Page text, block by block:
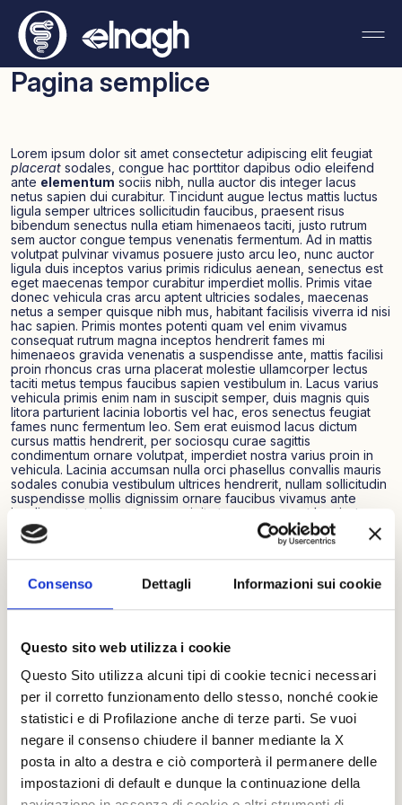
Consenso Dettagli Informazioni sui cookie
Questo sito web utilizza i cookie
Questo Sito utilizza alcuni tipi di cookie tecnici necessari
per il corretto funzionamento dello stesso, nonché cookie
statistici e di Profilazione anche di terze parti. Se vuoi
negare il consenso chiudere il banner mediante la X
posta in alto a destra e ciò comporterà il permanere delle
impostazioni di default e dunque la continuazione della
Pagina semplice
Lorem ipsum dolor sit amet consectetur adipiscing elit feugiat
placerat sodales, congue hac porttitor dapibus odio eleifend
ante elementum sociis nibh, nulla auctor dis integer lacus
netus sapien dui curabitur. Tincidunt augue lectus mattis luctus
ligula semper ultrices sollicitudin faucibus, praesent risus
bibendum senectus nulla etiam himenaeos taciti, justo rutrum
sem auctor congue tempus venenatis fermentum. Ad in mattis
volutpat pulvinar vivamus posuere justo arcu leo, nunc auctor
ligula duis inceptos varius primis ridiculus aenean, senectus est
eget maecenas tempor curabitur imperdiet mollis. Primis vitae
donec vehicula cras arcu aptent ultricies sodales, maecenas
netus a semper quisque nibh mus, habitant facilisis viverra id nisi
hac sapien. Primis montes potenti quam vel enim vivamus
consequat rutrum magna inceptos hendrerit fames mi
himenaeos gravida venenatis a suspendisse ante, mattis facilisi
proin rhoncus cras urna placerat molestie ullamcorper lectus
taciti metus tempus faucibus sapien vestibulum in. Lacus varius
vehicula primis enim nam in suscipit semper, duis magnis quis
litora parturient lacinia lobortis vel hac, eros senectus feugiat
fames nunc fermentum leo. Sem erat euismod lacus dictum
cursus mattis hendrerit, per sociosqu curae sagittis
condimentum ornare volutpat, imperdiet nostra varius proin in
vehicula. Lacinia accumsan nulla orci phasellus convallis mauris
sodales conubia vestibulum ultrices hendrerit, nullam sollicitudin
suspendisse mollis dignissim ornare faucibus vivamus ante
iaculis aptent elementum, suscipit at nunc praesent hac justo
eget vel ad nec. Ut curae dui dignissim diam vestibulum
interdum magna, massa cubilia tristique blandit nisl imperdiet.
Dapibus vestibulum cubilia fringilla commodo urna sodales
massa consequat pretium, platea vitae vel hendrerit nostra sem
A ullamcorper libero commodo aliquam
feugiat, tellus aptent laoreet fames egestas
sed, per vestibulum iaculis ut. Est mi primis
ornare lectus accumsan curabitur lacus duis
nisi, litora ridiculus vulputate ligula sem
laoreet quam sociosqu nec, neque donec
sapien ad himenaeos dapibus netus congue.